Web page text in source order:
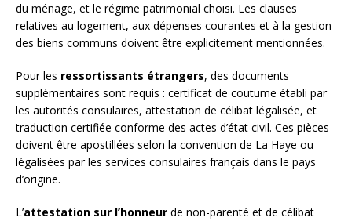
du ménage, et le régime patrimonial choisi. Les clauses
relatives au logement, aux dépenses courantes et à la gestion
des biens communs doivent être explicitement mentionnées.
Pour les ressortissants étrangers, des documents
supplémentaires sont requis : certificat de coutume établi par
les autorités consulaires, attestation de célibat légalisée, et
traduction certifiée conforme des actes d’état civil. Ces pièces
doivent être apostillées selon la convention de La Haye ou
légalisées par les services consulaires français dans le pays
d’origine.
L’attestation sur l’honneur de non-parenté et de célibat